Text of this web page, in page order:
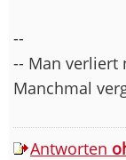
--
-- Man verliert
Manchmal
Antworten